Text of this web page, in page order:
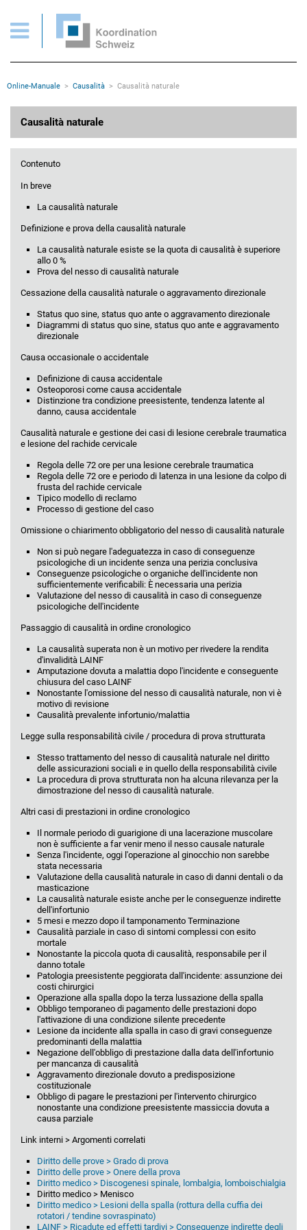
Pagine importanti
Pagina iniziale
Contenuto
Mappa del sito
Rootline
Online-Manuale Causalità Causalità naturale
Causalità naturale
Contenuto
In breve
La causalità naturale
Definizione e prova della causalità naturale
La causalità naturale esiste se la quota di causalità è superiore
allo 0 %
Prova del nesso di causalità naturale
Cessazione della causalità naturale o aggravamento direzionale
Status quo sine, status quo ante o aggravamento direzionale
Diagrammi di status quo sine, status quo ante e aggravamento
direzionale
Causa occasionale o accidentale
Definizione di causa accidentale
Osteoporosi come causa accidentale
Distinzione tra condizione preesistente, tendenza latente al
danno, causa accidentale
Causalità naturale e gestione dei casi di lesione cerebrale traumatica
e lesione del rachide cervicale
Regola delle 72 ore per una lesione cerebrale traumatica
Regola delle 72 ore e periodo di latenza in una lesione da colpo di
frusta del rachide cervicale
Tipico modello di reclamo
Processo di gestione del caso
Omissione o chiarimento obbligatorio del nesso di causalità naturale
Non si può negare l'adeguatezza in caso di conseguenze
psicologiche di un incidente senza una perizia conclusiva
Conseguenze psicologiche o organiche dell'incidente non
sufficientemente verificabili: È necessaria una perizia
Valutazione del nesso di causalità in caso di conseguenze
psicologiche dell'incidente
Passaggio di causalità in ordine cronologico
La causalità superata non è un motivo per rivedere la rendita
d'invalidità LAINF
Amputazione dovuta a malattia dopo l'incidente e conseguente
chiusura del caso LAINF
Nonostante l'omissione del nesso di causalità naturale, non vi è
motivo di revisione
Causalità prevalente infortunio/malattia
Legge sulla responsabilità civile / procedura di prova strutturata
Stesso trattamento del nesso di causalità naturale nel diritto
delle assicurazioni sociali e in quello della responsabilità civile
La procedura di prova strutturata non ha alcuna rilevanza per la
dimostrazione del nesso di causalità naturale.
Altri casi di prestazioni in ordine cronologico
Il normale periodo di guarigione di una lacerazione muscolare
non è sufficiente a far venir meno il nesso causale naturale
Senza l'incidente, oggi l'operazione al ginocchio non sarebbe
stata necessaria
Valutazione della causalità naturale in caso di danni dentali o da
masticazione
La causalità naturale esiste anche per le conseguenze indirette
dell'infortunio
5 mesi e mezzo dopo il tamponamento Terminazione
Causalità parziale in caso di sintomi complessi con esito
mortale
Nonostante la piccola quota di causalità, responsabile per il
danno totale
Patologia preesistente peggiorata dall'incidente: assunzione dei
costi chirurgici
Operazione alla spalla dopo la terza lussazione della spalla
Obbligo temporaneo di pagamento delle prestazioni dopo
l'attivazione di una condizione silente precedente
Lesione da incidente alla spalla in caso di gravi conseguenze
predominanti della malattia
Negazione dell'obbligo di prestazione dalla data dell'infortunio
per mancanza di causalità
Aggravamento direzionale dovuto a predisposizione
costituzionale
Obbligo di pagare le prestazioni per l'intervento chirurgico
nonostante una condizione preesistente massiccia dovuta a
causa parziale
Link interni > Argomenti correlati
Diritto delle prove > Grado di prova
Diritto delle prove > Onere della prova
Diritto medico > Discogenesi spinale, lombalgia, lomboischialgia
Diritto medico > Menisco
Diritto medico > Lesioni della spalla (rottura della cuffia dei
rotatori / tendine sovraspinato)
LAINF > Ricadute ed effetti tardivi > Conseguenze indirette degli